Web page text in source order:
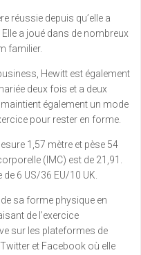
réussie depuis qu’elle a
a joué dans de nombreux
familier.
Hewitt est également
deux fois et a deux
également un mode
pour rester en forme.
1,57 mètre et pèse 54
(IMC) est de 21,91.
6 US/36 EU/10 UK.
sa forme physique en
de l’exercice
sur les plateformes de
et Facebook où elle